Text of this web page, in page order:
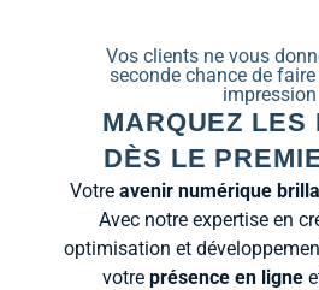
Vos clients ne vous
seconde chance de
impression
MARQUEZ LES
DÈS LE
Votre avenir numérique
Avec notre expertise en
optimisation et
votre présence en ligne